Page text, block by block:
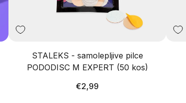
STALEKS - samolepljive pilce
PODODISC M EXPERT (50 kos)
Redna
€2,99